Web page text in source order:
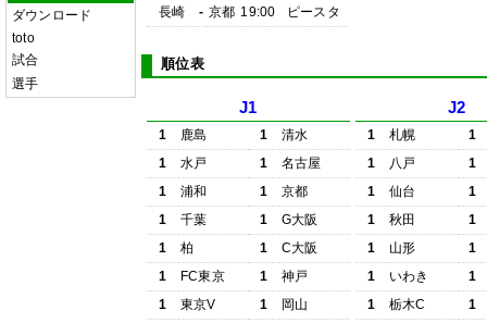
ダウンロード
toto
試合
選手
長崎
- 京都 19:00 ピースタ
順位表
J1
1 鹿島 1
清水
1
水戸 1
名古屋
1
浦和 1
京都
1
千葉 1
G大阪
1
柏 1
C大阪
1
FC東京 1
神戸
1
東京V 1
岡山
J2
1 札幌
1
1
八戸
1
1
仙台
1
1
秋田
1
1
山形
1
1
いわき
1
1
栃木C
1